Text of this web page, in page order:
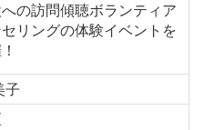
の訪問傾聴ボランティア
リングの体験イベントを